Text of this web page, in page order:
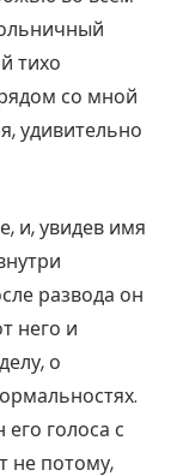
тихо
со мной
удивительно
и, увидев имя
развода он
него и
о
голоса с
не потому,